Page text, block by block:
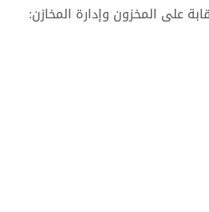
على المخزون وإدارة المخازن: